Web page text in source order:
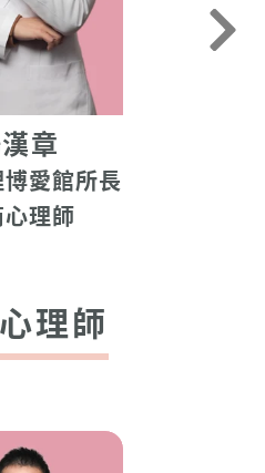
章
愛館所長
理師
理師